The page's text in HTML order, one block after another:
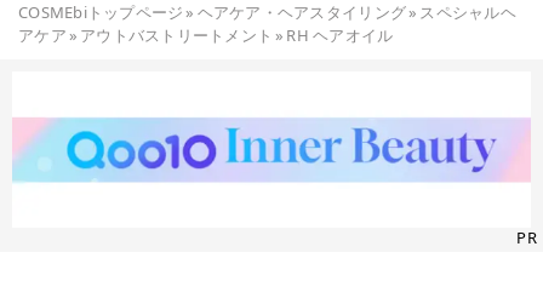
COSMEbiトップページ» ヘアケア・ヘアスタイリング» スペシャルヘ
アケア» アウトバストリートメント » RH ヘアオイル
PR